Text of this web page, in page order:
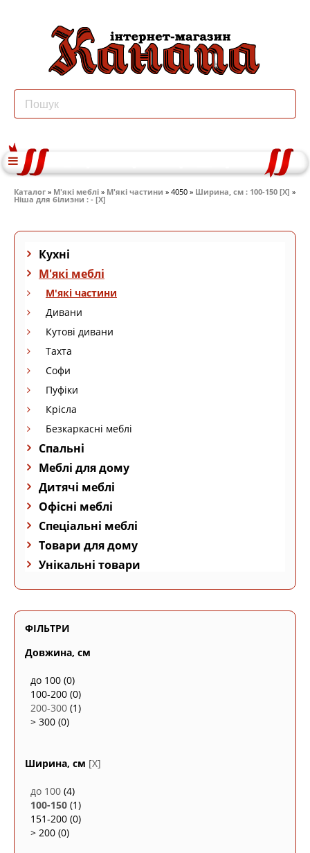
Каталог » М'які меблі » М'які частини » 4050 » Ширина, см : 100-150 [X] »
Ніша для білизни : - [X]
Кухні
М'які меблі
М'які частини
Дивани
Кутові дивани
Тахта
Софи
Пуфіки
Крісла
Безкаркасні меблі
Спальні
Меблі для дому
Дитячі меблі
Офісні меблі
Спеціальні меблі
Товари для дому
Унікальні товари
ФІЛЬТРИ
Довжина, см
до 100 (0)
100-200 (0)
200-300 (1)
> 300 (0)
Ширина, см [X]
до 100 (4)
100-150 (1)
151-200 (0)
> 200 (0)